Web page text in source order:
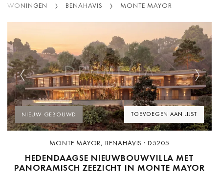
WONINGEN BENAHAVIS MONTE MAYOR
TOEVOEGEN AAN LIJST
Previous Next
NIEUW GEBOUWD
MONTE MAYOR, BENAHAVIS · D5205
HEDENDAAGSE NIEUWBOUWVILLA MET
PANORAMISCH ZEEZICHT IN MONTE MAYOR